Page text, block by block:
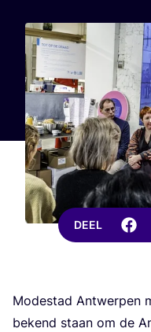
DEEL
Mode­stad Ant­wer­pen
bekend staan om de